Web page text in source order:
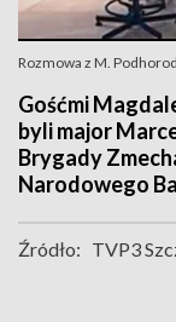
Rozmowa z M.
Gośćmi
byli major
Brygady
Narodowego
Źródło: TVP3